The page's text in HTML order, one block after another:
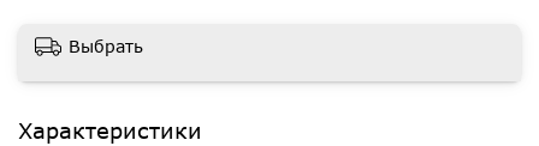
Выбрать
Характеристики